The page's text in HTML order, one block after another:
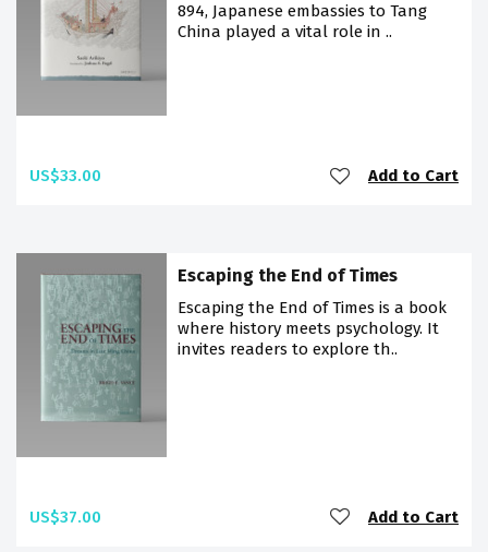
894, Japanese embassies to Tang
China played a vital role in ..
US$33.00 Add to Cart
Escaping the End of Times
Escaping the End of Times is a book
where history meets psychology. It
invites readers to explore th..
US$37.00 Add to Cart